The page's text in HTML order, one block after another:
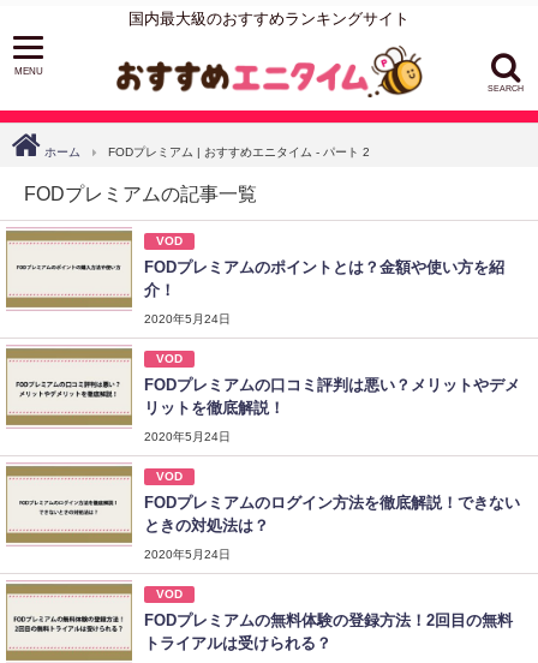
国内最大級のおすすめランキングサイト
SEARCH
ホーム FODプレミアム | おすすめエニタイム - パート 2
FODプレミアムの記事一覧
VOD
FODプレミアムのポイントとは？金額や使い方を紹
介！
2020年5月24日
VOD
FODプレミアムの口コミ評判は悪い？メリットやデメ
リットを徹底解説！
2020年5月24日
VOD
FODプレミアムのログイン方法を徹底解説！できない
ときの対処法は？
2020年5月24日
VOD
FODプレミアムの無料体験の登録方法！2回目の無料
トライアルは受けられる？